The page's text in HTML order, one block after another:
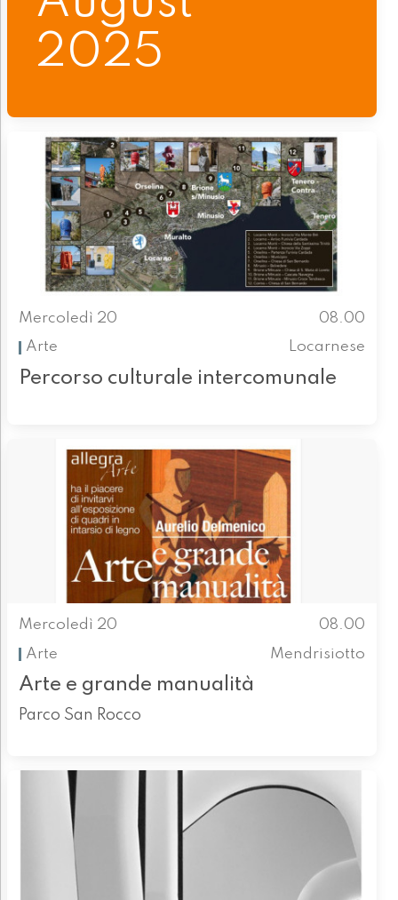
2025
Mercoledì 20
08.00
Arte
Locarnese
Percorso culturale intercomunale
Mercoledì 20
08.00
Arte
Mendrisiotto
Arte e grande manualità
Parco San Rocco